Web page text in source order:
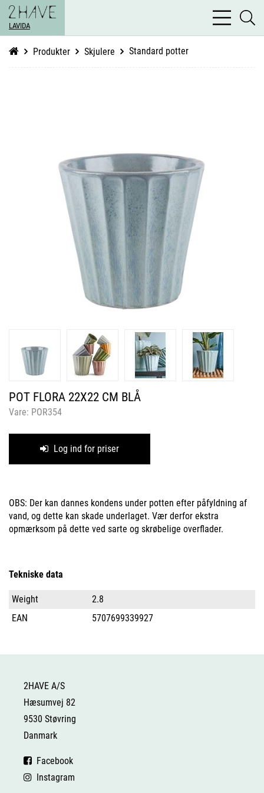
LAVIDA
bars
light
Produkter Skjulere Standard potter
POT FLORA 22X22 CM BLÅ
Vare: POR354
Log ind for priser
OBS: Der kan dannes kondens under potten efter påfyldning af
vand, og dette kan skade underlaget. Vær derfor ekstra
opmærksom på dette ved sarte og skrøbelige overflader.
Tekniske data
Weight
2.8
EAN
5707699339927
2HAVE A/S
Hæsumvej 82
9530 Støvring
Danmark
Facebook
Instagram